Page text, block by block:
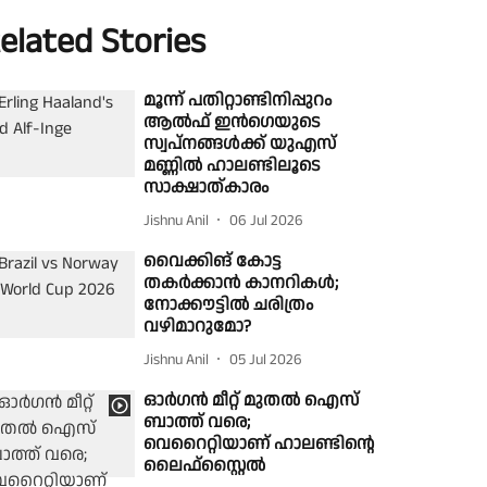
Stories
മൂന്ന് പതിറ്റാണ്ടിനിപ്പുറം
ആൽഫ് ഇൻഗെയുടെ
സ്വപ്നങ്ങൾക്ക് യുഎസ്
മണ്ണിൽ ഹാലണ്ടിലൂടെ
സാക്ഷാത്കാരം
Jishnu Anil 06 Jul 2026
വൈക്കിങ് കോട്ട
തകർക്കാൻ കാനറികൾ;
നോക്കൗട്ടിൽ ചരിത്രം
വഴിമാറുമോ?
Jishnu Anil 05 Jul 2026
ഓർഗൻ മീറ്റ് മുതൽ ഐസ്
ബാത്ത് വരെ;
വെറൈറ്റിയാണ് ഹാലണ്ടിൻ്റെ
ലൈഫ്‌സ്റ്റൈൽ